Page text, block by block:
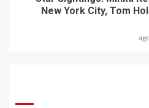
New York City, Tom